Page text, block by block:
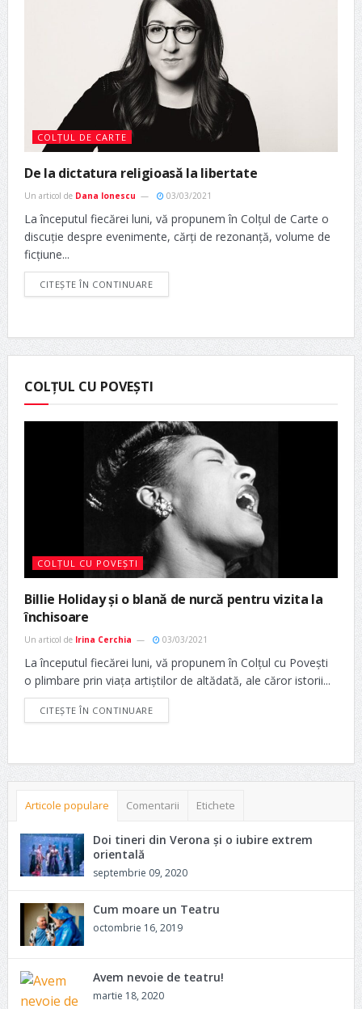
COLȚUL DE CARTE
De la dictatura religioasă la libertate
Un articol de Dana Ionescu 03/03/2021
La începutul fiecărei luni, vă propunem în Colțul de Carte o
discuție despre evenimente, cărți de rezonanță, volume de
ficțiune...
CITEȘTE ÎN CONTINUARE
COLȚUL CU POVEȘTI
COLȚUL CU POVEȘTI
Billie Holiday și o blană de nurcă pentru vizita la
închisoare
Un articol de Irina Cerchia 03/03/2021
La începutul fiecărei luni, vă propunem în Colțul cu Povești
o plimbare prin viața artiștilor de altădată, ale căror istorii...
CITEȘTE ÎN CONTINUARE
Articole populare Comentarii Etichete
Doi tineri din Verona și o iubire extrem
orientală
septembrie 09, 2020
Cum moare un Teatru
octombrie 16, 2019
Avem nevoie de teatru!
martie 18, 2020